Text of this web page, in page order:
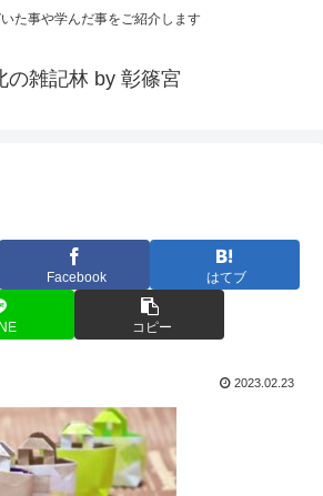
た事や学んだ事をご紹介します
の雑記林 by 彰篠宮
Facebook はてブ
コピー
2023.02.23